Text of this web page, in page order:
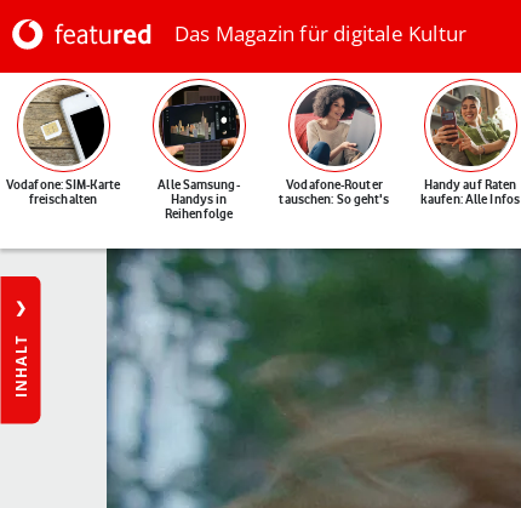
Das Magazin für digitale Kultur
Vodafone: SIM-Karte
freischalten
Alle Samsung-
Handys in
Reihenfolge
Vodafone-Router
tauschen: So geht's
Handy auf Raten
kaufen: Alle Infos
INHALT